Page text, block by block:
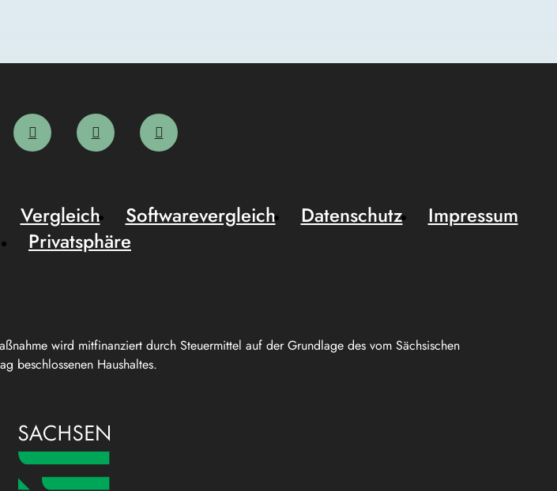
wird mitfinanziert durch Steuermittel auf der Grundlage des vom Sächsischen
beschlossenen Haushaltes.
Vergleich Softwarevergleich Datenschutz
Impressum
Privatsphäre